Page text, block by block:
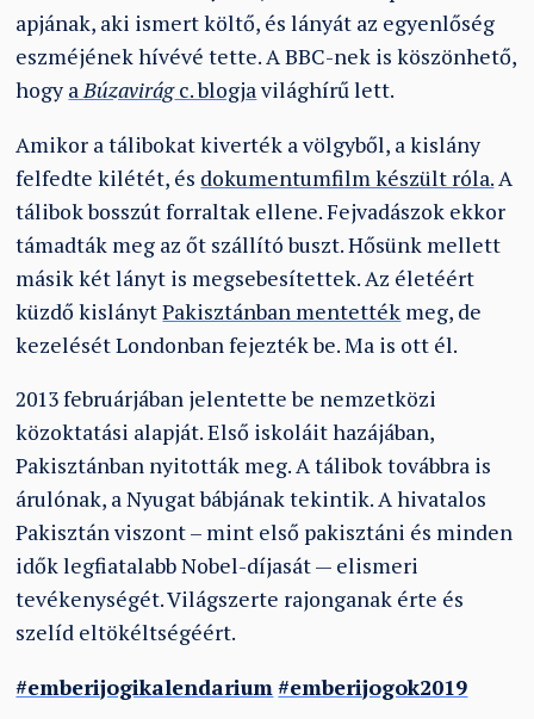
apjának, aki ismert költő, és lányát az egyenlőség
eszméjének hívévé tette. A BBC-nek is köszönhető,
hogy aBúzavirágc. blogjavilághírű lett.
Amikor a tálibokat kiverték a völgyből, a kislány
felfedte kilétét, és dokumentumfilm készült róla. A
tálibok bosszút forraltak ellene. Fejvadászok ekkor
támadták meg az őt szállító buszt. Hősünk mellett
másik két lányt is megsebesítettek. Az életéért
küzdő kislánytPakisztánban mentették meg, de
kezelését Londonban fejezték be. Ma is ott él.
2013 februárjában jelentette be nemzetközi
közoktatási alapját. Első iskoláit hazájában,
Pakisztánban nyitották meg. A tálibok továbbra is
árulónak, a Nyugat bábjának tekintik. A hivatalos
Pakisztán viszont – mint első pakisztáni és minden
idők legfiatalabb Nobel-díjasát — elismeri
tevékenységét. Világszerte rajonganak érte és
szelíd eltökéltségéért.
#emberijogikalendarium#emberijogok2019